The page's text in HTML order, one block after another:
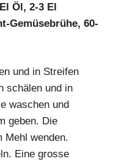
Öl, 2-3 El
Gemüsebrühe, 60-
und in Streifen
schälen und in
waschen und
geben. Die
Mehl wenden.
Eine grosse